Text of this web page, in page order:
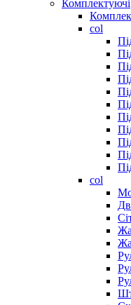
Комплектуючі
col
col